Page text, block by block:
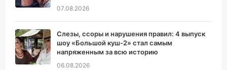
07.08.2026
Слезы, ссоры и нарушения правил: 4 выпуск
шоу «Большой куш-2» стал самым
напряженным за всю историю
06.08.2026